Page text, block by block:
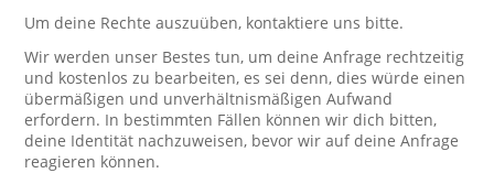
Um deine Rechte auszuüben, kontaktiere uns bitte.
Wir werden unser Bestes tun, um deine Anfrage rechtzeitig
und kostenlos zu bearbeiten, es sei denn, dies würde einen
übermäßigen und unverhältnismäßigen Aufwand
erfordern. In bestimmten Fällen können wir dich bitten,
deine Identität nachzuweisen, bevor wir auf deine Anfrage
reagieren können.